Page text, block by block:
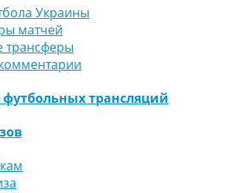
Украины
матчей
трансферы
трансляций